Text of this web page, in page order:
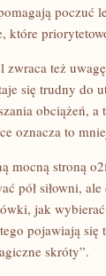
poczuć
które
zwraca też
się trudny do
obciążeń, a
oznacza to
mocną stroną
pół siłowni,
jak
pojawiają się
skróty”.